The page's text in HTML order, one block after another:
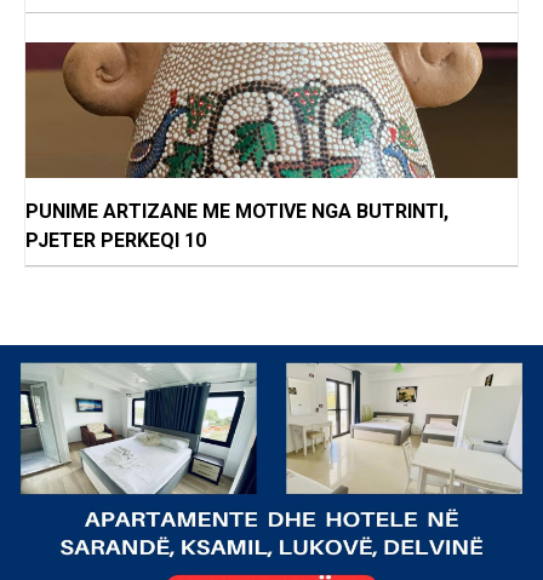
PUNIME ARTIZANE ME MOTIVE NGA BUTRINTI,
PJETER PERKEQI 10